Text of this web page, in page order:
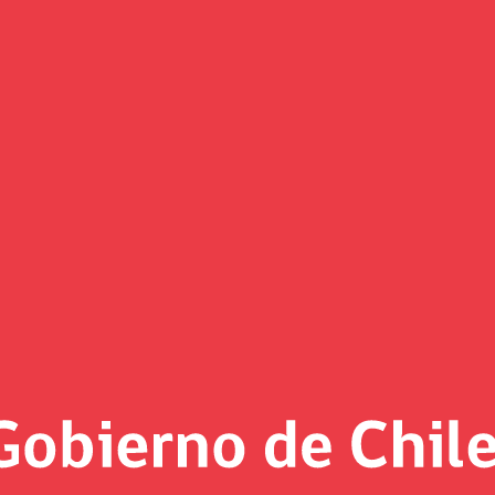
XLS
PDF